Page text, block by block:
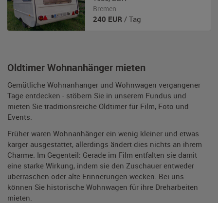
Oldtimer Wohnanhänger mieten
Gemütliche Wohnanhänger und Wohnwagen vergangener
Tage entdecken - stöbern Sie in unserem Fundus und
mieten Sie traditionsreiche Oldtimer für Film, Foto und
Events.
Früher waren Wohnanhänger ein wenig kleiner und etwas
karger ausgestattet, allerdings ändert dies nichts an ihrem
Charme. Im Gegenteil: Gerade im Film entfalten sie damit
eine starke Wirkung, indem sie den Zuschauer entweder
überraschen oder alte Erinnerungen wecken. Bei uns
können Sie historische Wohnwagen für ihre Dreharbeiten
mieten.
Bremen
240 EUR / Tag